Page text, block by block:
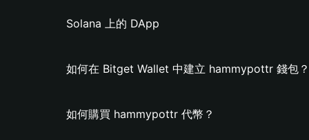
Solana 上的 DApp
如何在 Bitget Wallet 中建立 hammypottr 錢包？
如何購買 hammypottr 代幣？